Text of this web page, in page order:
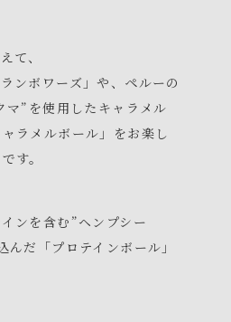
て、
ンボワーズ」や、ペルーの
マ”を使用したキャラメル
ラメルボール」をお楽し
す。
ンを含む”ヘンプシー
んだ「プロテインボール」